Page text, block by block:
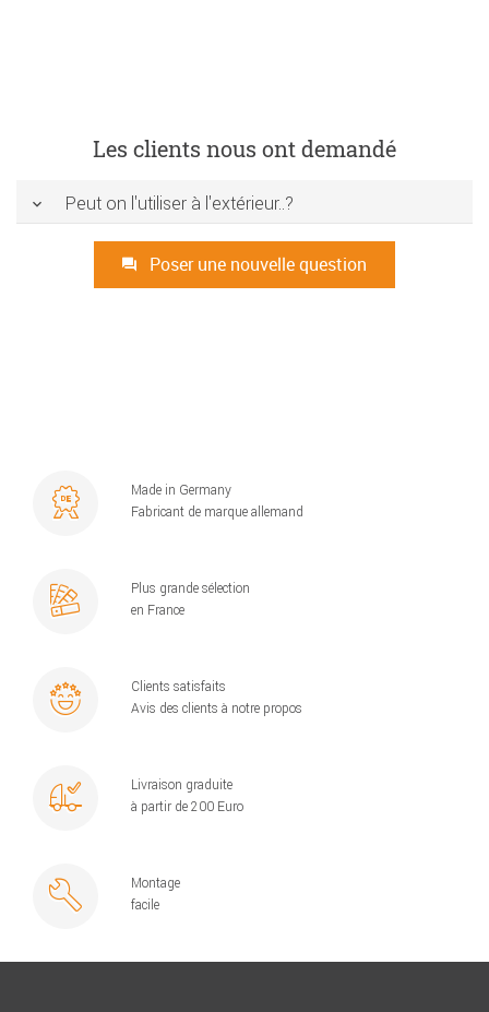
Les clients nous ont demandé
Peut on l'utiliser à l'extérieur..?
Poser une nouvelle question
Made in Germany
Fabricant de marque allemand
Plus grande sélection
en France
Clients satisfaits
Avis des clients à notre propos
Livraison graduite
à partir de 200 Euro
Montage
facile